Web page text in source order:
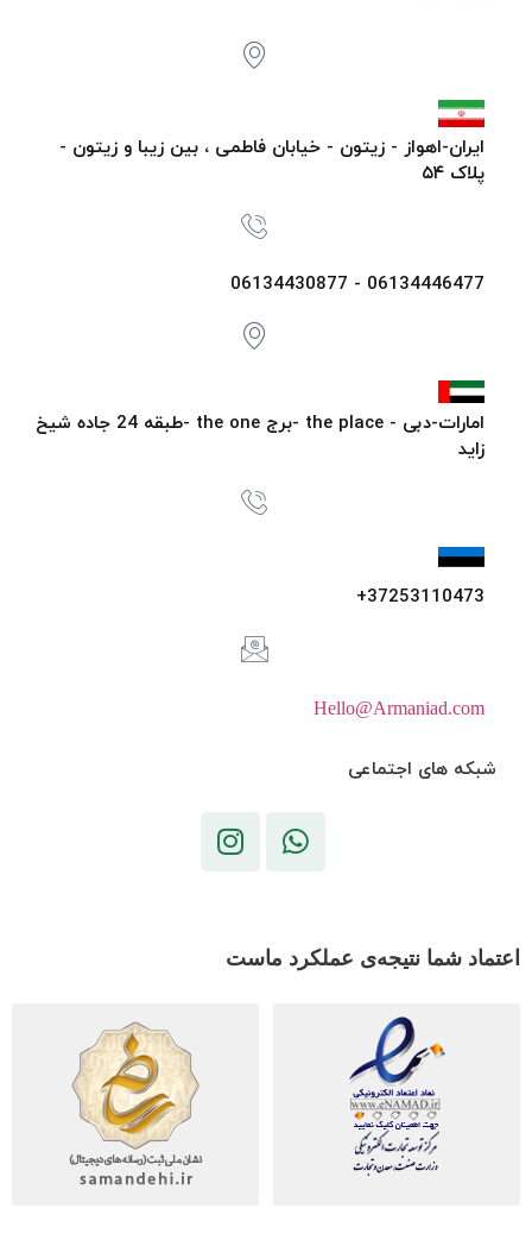
ایران-اهواز - زیتون - خیابان فاطمی ، بین زیبا و زیتون -
پلاک ۵۴
06134446477 - 06134430877
امارات-دبی - the place -برج the one -طبقه 24 جاده شیخ
زاید
37253110473+
Hello@Armaniad.com
شبکه های اجتماعی
اعتماد شما نتیجه‌ی عملکرد ماست